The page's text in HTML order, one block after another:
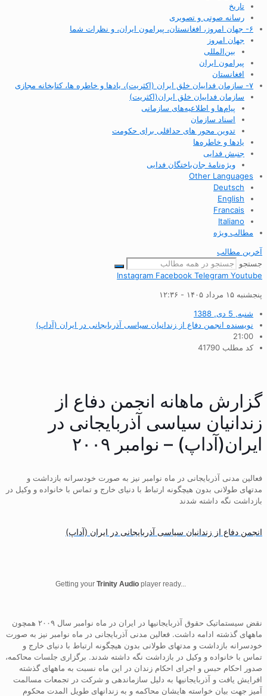
تاریخ
رسانه صوتی و تصویری
۶- جهان امروز، افغانستان، پیرامون ایران، و نظرات شما
جهان امروز
بین‌المللی
پیرامون ایران
افغانستان
۷- سازمان فداییان خلق ایران (اکثریت)، یادها و خاطره ها، کتابخانه مجازی
سازمان فداییان خلق ایران(اکثریت)
پیام‌ها و اطلاعیه‌های سازمانی
اسناد سازمان
تدوین محور های حداقلی برای حکومت
یادها و خاطره‌ها
جنبش فدایی
ویژه‌نامهٔ جان‌باختگان فدایی
Other Languages
Deutsch
English
Francais
Italiano
مطالب ویژه
آخرین مطالب
جستجو
Instagram Facebook Telegram Youtube
پنجشنبه ۱۵ مرداد ۱۴۰۵ - ۱۲:۳۶
شنبه, 5 دی, 1388
نویسنده انجمن دفاع از زندانیان سیاسی آذربایجانی در ایران (آداپ)
21:00
کد مطلب 41790
گزارش ماهانه انجمن دفاع از
زندانیان سیاسی آذربایجانی در
ایران(آداپ) – نوامبر ۲۰۰۹
فعالین مدنی آذربایجانی در ماه نوامبر نیز به صورت خودسرانه بازداشت و
مدتهای طولانی بدون هیچگونه ارتباط با دنیای خارج و تماس با خانواده و وکیل در
بازداشت نگه داشته شدند
انجمن دفاع از زندانیان سیاسی آذربایجانی در ایران (آداپ)
Getting your Trinity Audio player ready...
نقض سیستماتیک حقوق آذربایجانیها در ایران در ماه نوامبر سال ۲۰۰۹ همچون
ماههای گذشته ادامه داشت. فعالین مدنی آذربایجانی در ماه نوامبر نیز به صورت
خودسرانه بازداشت و مدتهای طولانی بدون هیچگونه ارتباط با دنیای خارج و
تماس با خانواده و وکیل در بازداشت نگه داشته شدند. برگزاری جلسات محاکمه،
صدور احکام حبس و اجرای احکام زندان در این ماه نسبت به ماههای گذشته
افرایش یافت و آذربایجانیها به دلیل سازماندهی و شرکت در تجمعات مسالمت
آمیز جهت بیان خواسته هایشان محاکمه و به زندانهای طویل المدت محکوم